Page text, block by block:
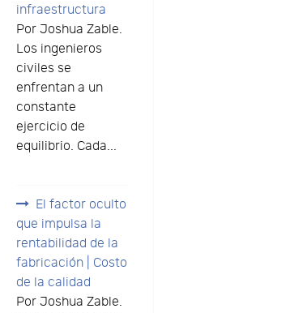
infraestructura
Por Joshua Zable.
Los ingenieros
civiles se
enfrentan a un
constante
ejercicio de
equilibrio. Cada...
El factor oculto
que impulsa la
rentabilidad de la
fabricación | Costo
de la calidad
Por Joshua Zable.